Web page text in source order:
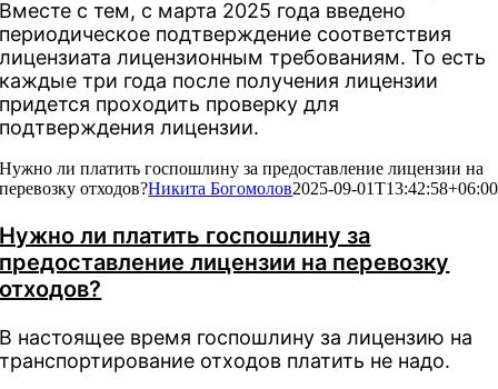
Вместе с тем, с марта 2025 года введено
периодическое подтверждение соответствия
лицензиата лицензионным требованиям. То есть
каждые три года после получения лицензии
придется проходить проверку для
подтверждения лицензии.
Нужно ли платить госпошлину за предоставление лицензии на
перевозку отходов?Никита Богомолов2025-09-01T13:42:58+06:00
Нужно ли платить госпошлину за
предоставление лицензии на перевозку
отходов?
В настоящее время госпошлину за лицензию на
транспортирование отходов платить не надо.